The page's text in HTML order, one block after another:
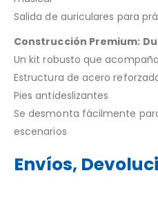
Salida de auriculares para
Construcción Premium:
Un kit robusto que
Estructura de acero
Pies antideslizantes
Se desmonta fácilmente
escenarios
Envíos,